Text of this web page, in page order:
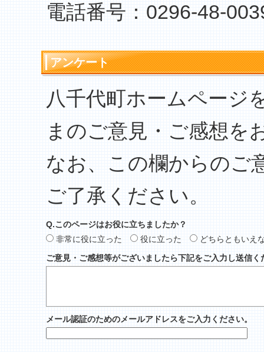
電話番号：0296-48-
アンケート
八千代町ホームページ
まのご意見・ご感想を
なお、この欄からのご
ご了承ください。
Q.このページはお役に立ちましたか？
非常に役に立った
役に立った
どちらともいえ
ご意見・ご感想等がございましたら下記をご入力し送信く
メール認証のためのメールアドレスをご入力ください。